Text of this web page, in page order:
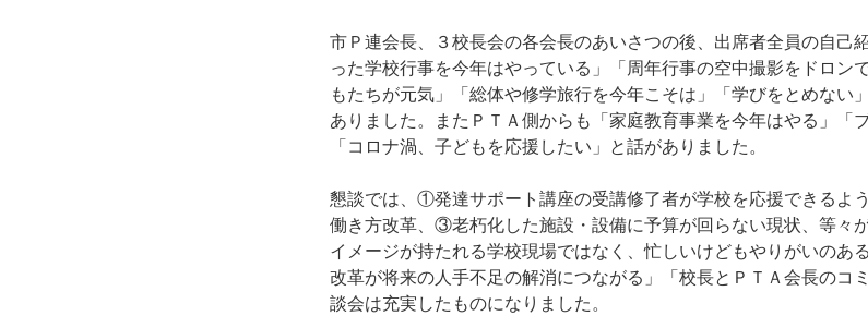
市Ｐ連会長、３校長会の各会長のあいさつの後、出席者全員の自己
った学校行事を今年はやっている」「周年行事の空中撮影をドロン
もたちが元気」「総体や修学旅行を今年こそは」「学びをとめない
ありました。またＰＴＡ側からも「家庭教育事業を今年はやる」「
「コロナ渦、子どもを応援したい」と話がありました。
懇談では、①発達サポート講座の受講修了者が学校を応援できるよ
働き方改革、③老朽化した施設・設備に予算が回らない現状、等々
イメージが持たれる学校現場ではなく、忙しいけどもやりがいのあ
改革が将来の人手不足の解消につながる」「校長とＰＴＡ会長のコ
談会は充実したものになりました。